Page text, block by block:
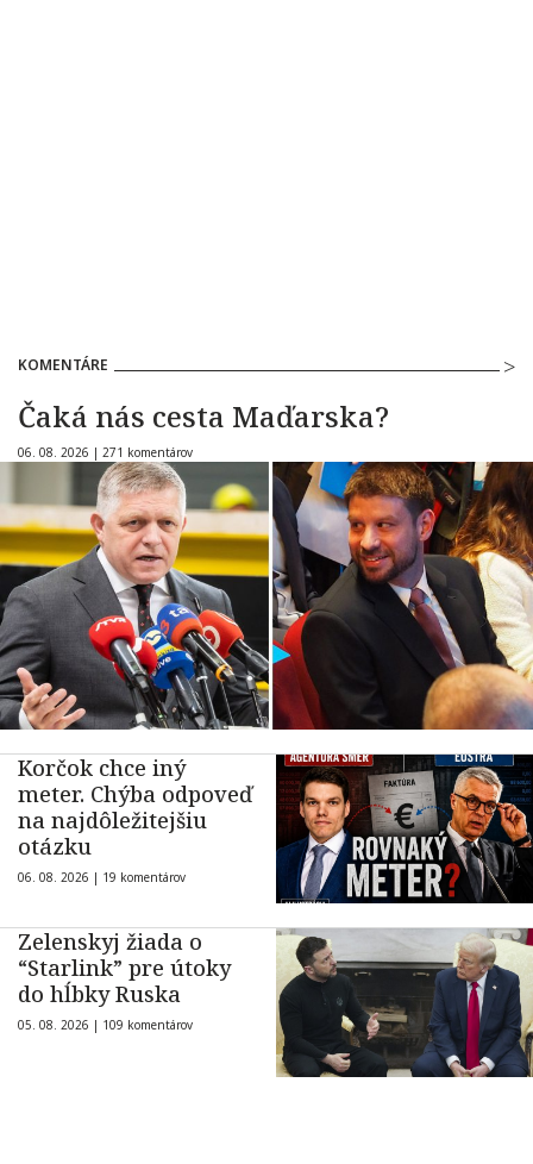
KOMENTÁRE
Čaká nás cesta Maďarska?
06. 08. 2026 | 271 komentárov
Korčok chce iný
meter. Chýba odpoveď
na najdôležitejšiu
otázku
06. 08. 2026 | 19 komentárov
Zelenskyj žiada o
“Starlink” pre útoky
do hĺbky Ruska
05. 08. 2026 | 109 komentárov